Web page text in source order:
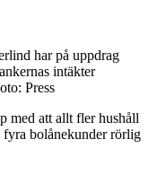
har på uppdrag
intäkter
Press
med att allt fler hushåll
bolånekunder rörlig